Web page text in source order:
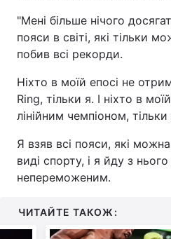
"Мені більше нічого
пояси в світі, які тільки
побив всі рекорди.
Ніхто в моїй епосі не
Ring, тільки я. І ніхто в
лінійним чемпіоном, тільки
Я взяв всі пояси, які
виді спорту, і я йду з
непереможеним.
ЧИТАЙТЕ ТАКОЖ: